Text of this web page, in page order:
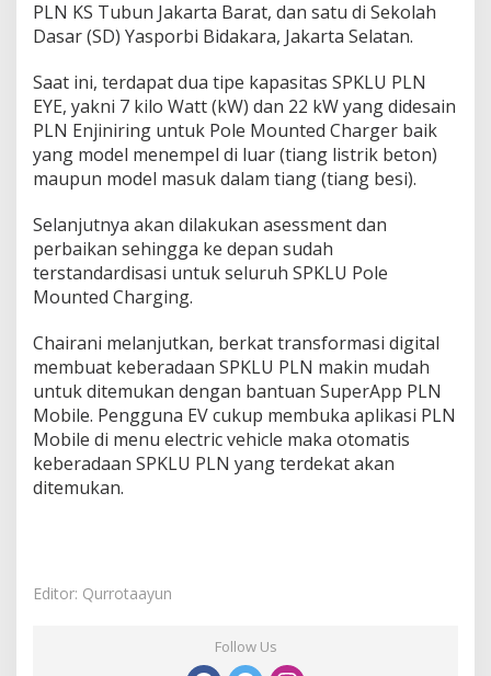
PLN KS Tubun Jakarta Barat, dan satu di Sekolah
Dasar (SD) Yasporbi Bidakara, Jakarta Selatan.
Saat ini, terdapat dua tipe kapasitas SPKLU PLN
EYE, yakni 7 kilo Watt (kW) dan 22 kW yang didesain
PLN Enjiniring untuk Pole Mounted Charger baik
yang model menempel di luar (tiang listrik beton)
maupun model masuk dalam tiang (tiang besi).
Selanjutnya akan dilakukan asessment dan
perbaikan sehingga ke depan sudah
terstandardisasi untuk seluruh SPKLU Pole
Mounted Charging.
Chairani melanjutkan, berkat transformasi digital
membuat keberadaan SPKLU PLN makin mudah
untuk ditemukan dengan bantuan SuperApp PLN
Mobile. Pengguna EV cukup membuka aplikasi PLN
Mobile di menu electric vehicle maka otomatis
keberadaan SPKLU PLN yang terdekat akan
ditemukan.
Editor: Qurrotaayun
Follow Us